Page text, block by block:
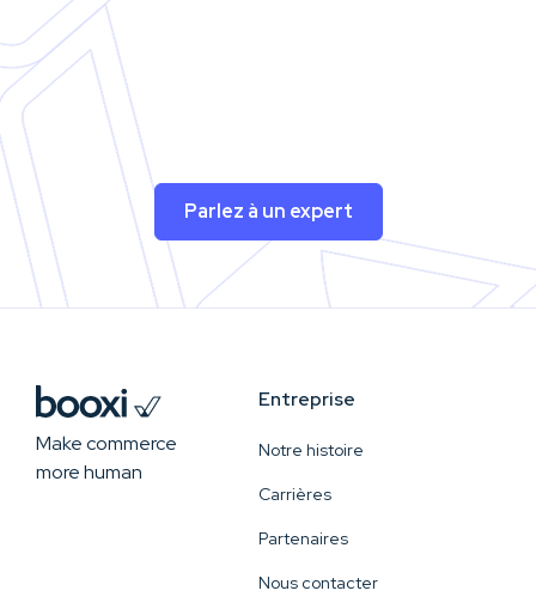
Parlez à un expert
Make commerce
more human
Entreprise
Notre histoire
Carrières
Partenaires
Nous contacter